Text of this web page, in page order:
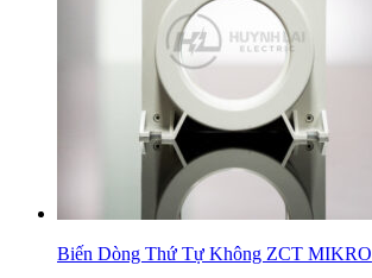
Biến Dòng Thứ Tự Không ZCT MIKRO